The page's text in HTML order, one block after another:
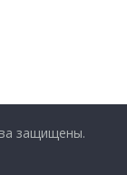
защищены.